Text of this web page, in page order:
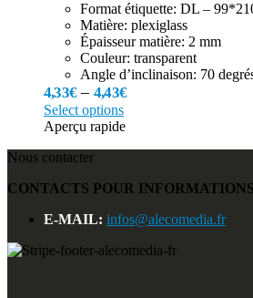
Format étiquette: DL –
Matière: plexiglass
Épaisseur matière: 2 mm
Couleur: transparent
Angle d’inclinaison: 70
4,33€–4,43€
Select options
Aperçu rapide
Nous contacter
CONTACTS POUR INFORMATIONS
E-MAIL: infos@alecomedia.fr